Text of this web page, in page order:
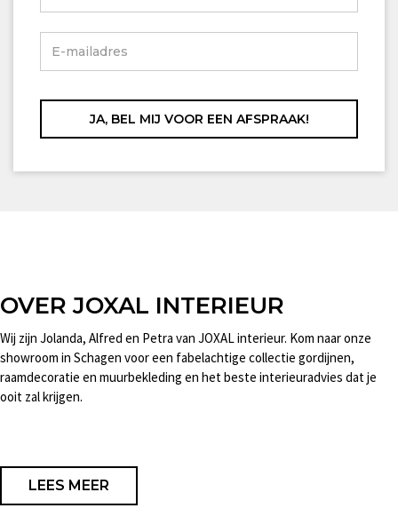
OVER JOXAL INTERIEUR
Wij zijn Jolanda, Alfred en Petra van JOXAL interieur. Kom naar onze
showroom in Schagen voor een fabelachtige collectie gordijnen,
raamdecoratie en muurbekleding en het beste interieuradvies dat je
ooit zal krijgen.
LEES MEER